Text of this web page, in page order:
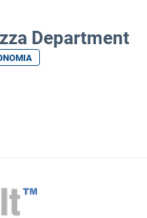
Department